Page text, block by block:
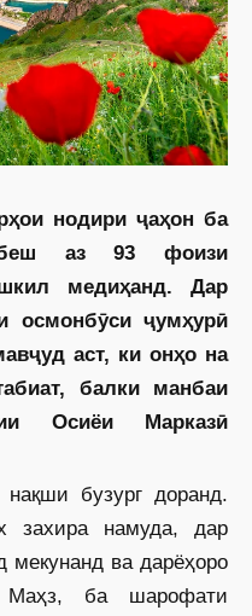
нодири ҷаҳон ба
аз 93 фоизи
медиҳанд. Дар
осмонбӯси ҷумҳурӣ
аст, ки онҳо на
балки манбаи
Осиёи Марказӣ
бузург доранд.
намуда, дар
мекунанд ва дарёҳоро
Маҳз, ба шарофати